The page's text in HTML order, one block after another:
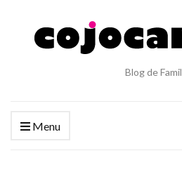
Blog de
Menu